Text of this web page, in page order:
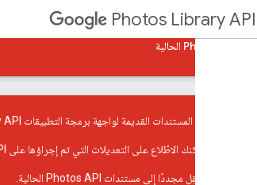
Photos Library
أنت تعرض المستندات القديمة لواجهة برمجة التطبيقات Google Photos Library API.
يمكنك الاطّلاع على التعديلات التي تم إجراؤها على Library API
انتقِل مجددًا إلى مستندات Photos API الحالية